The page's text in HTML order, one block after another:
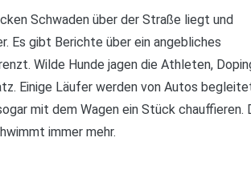
Schwaden über der Straße liegt und
Es gibt Berichte über ein angebliches
Wilde Hunde jagen die Athleten,
Einige Läufer werden von Autos
mit dem Wagen ein Stück chauffieren.
immer mehr.